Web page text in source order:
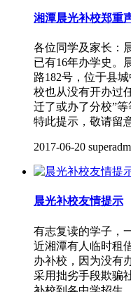
湘潭晨光补校郑重
各位同学及家长：
已有16年办学史。
路182号，位于县
校也从没有开办过
迁了或办了分校”
特此提示，敬请留
2017-06-20
晨光补校友情提示
有志复读的学子，
近湘潭有人临时租
办补校，因为没有
采用拙劣手段欺骗